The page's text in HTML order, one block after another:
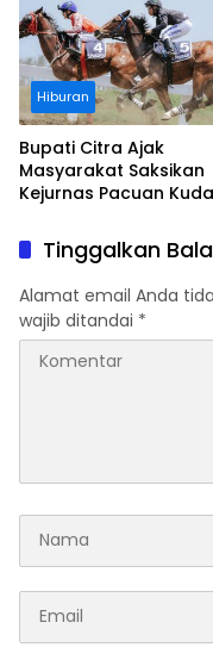
Hiburan
Bupati Citra Ajak
Masyarakat Saksikan
Kejurnas Pacuan Kuda
Legokjawa
Tinggalkan
Alamat email Anda
wajib ditandai *